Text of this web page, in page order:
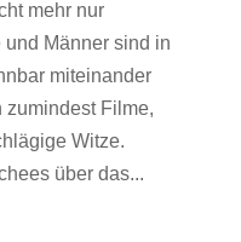
mehr nur
und Männer sind in
miteinander
Filme,
Witze.
über das...